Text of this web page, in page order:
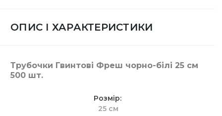
ОПИС І ХАРАКТЕРИСТИКИ
Трубочки Гвинтові Фреш чорно-білі 25 см
500 шт.
Розмір
25 см